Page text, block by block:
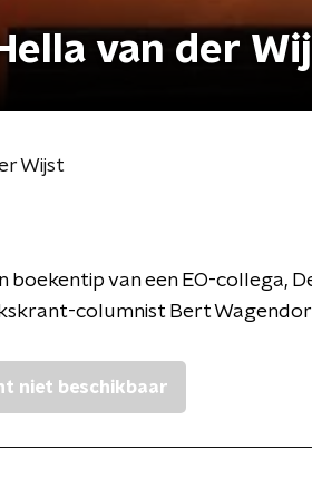
van der
Wijst
boekentip van een EO-collega,
columnist Bert
niet beschikbaar